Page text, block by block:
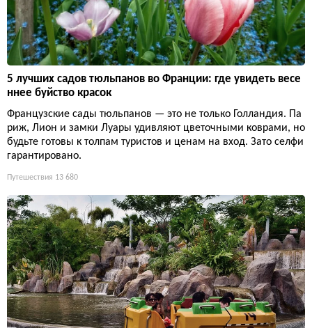
5 лучших садов тюльпанов во Франции: где увидеть весе
ннее буйство красок
Французские сады тюльпанов — это не только Голландия. Па
риж, Лион и замки Луары удивляют цветочными коврами, но
будьте готовы к толпам туристов и ценам на вход. Зато селфи
гарантировано.
Путешествия 13 680